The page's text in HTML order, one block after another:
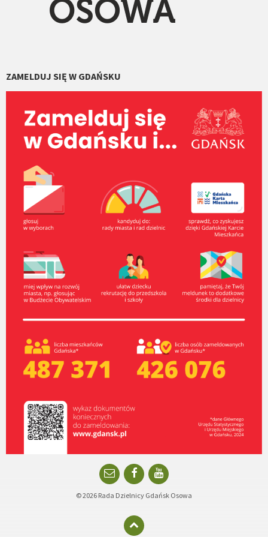
ZAMELDUJ SIĘ W GDAŃSKU
EmailFacebookYouTube
© 2026 Rada Dzielnicy Gdańsk Osowa